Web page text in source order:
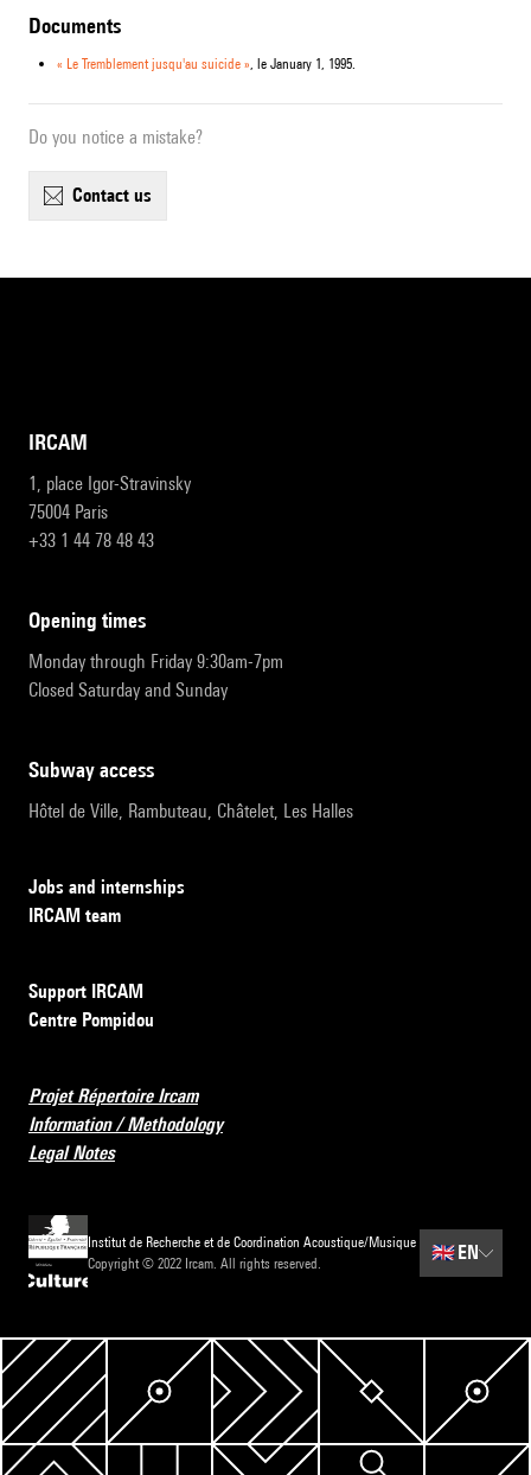
Documents
« Le Tremblement jusqu'au suicide », le January 1, 1995.
Do you notice a mistake?
contact us
IRCAM
1, place Igor-Stravinsky
75004 Paris
+33 1 44 78 48 43
opening times
Monday through Friday 9:30am-7pm
Closed Saturday and Sunday
subway access
Hôtel de Ville, Rambuteau, Châtelet, Les Halles
Jobs and internships
IRCAM team
Support IRCAM
Centre Pompidou
Projet Répertoire Ircam
Information / Methodology
Legal Notes
Institut de Recherche et de Coordination Acoustique/Musique
Copyright © 2022 Ircam. All rights reserved.
🇬🇧 EN